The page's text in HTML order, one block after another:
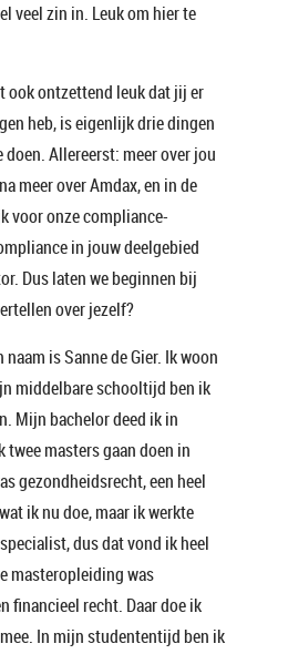
veel zin in. Leuk om hier te
ook ontzettend leuk dat jij er
heb, is eigenlijk drie dingen
doen. Allereerst: meer over jou
meer over Amdax, en in de
voor onze compliance-
in jouw deelgebied
Dus laten we beginnen bij
over jezelf?
naam is Sanne de Gier. Ik woon
middelbare schooltijd ben ik
Mijn bachelor deed ik in
twee masters gaan doen in
gezondheidsrecht, een heel
ik nu doe, maar ik werkte
dus dat vond ik heel
masteropleiding was
financieel recht. Daar doe ik
In mijn studententijd ben ik